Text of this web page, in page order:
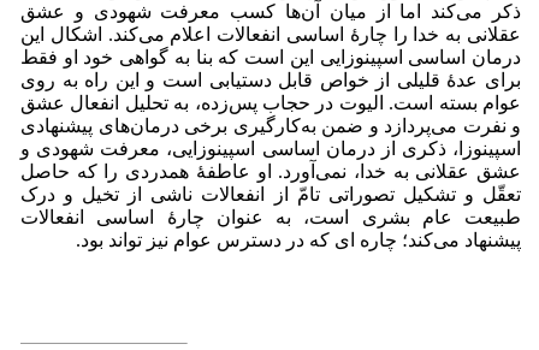
ذکر می‌‌کند اما از میان آن‌ها کسب معرفت شهودی و عشق
عقلانی به خدا را چارۀ اساسی انفعالات اعلام می‌‌کند. اشکال این
درمان اساسی اسپینوزایی این است که بنا به گواهی خود او فقط
برای عدۀ قلیلی از خواص قابل دستیابی است و این راه به روی
عوام بسته است. الیوت در حجاب پس‌زده، به تحلیل انفعال عشق
و نفرت می‌‌پردازد و ضمن به‌کارگیری برخی درمان‌های پیشنهادی
اسپینوزا، ذکری از درمان اساسی اسپینوزایی، معرفت شهودی و
عشق عقلانی به خدا، نمی‌‌آورد. او عاطفۀ همدردی را که حاصل
تعقّل و تشکیل تصوراتی تامّ از انفعالات ناشی از تخیل و درک
طبیعت عام بشری است، به عنوان چارۀ اساسی انفعالات
پیشنهاد می‌‌کند؛ چاره ای که در دسترس عوام نیز تواند بود.